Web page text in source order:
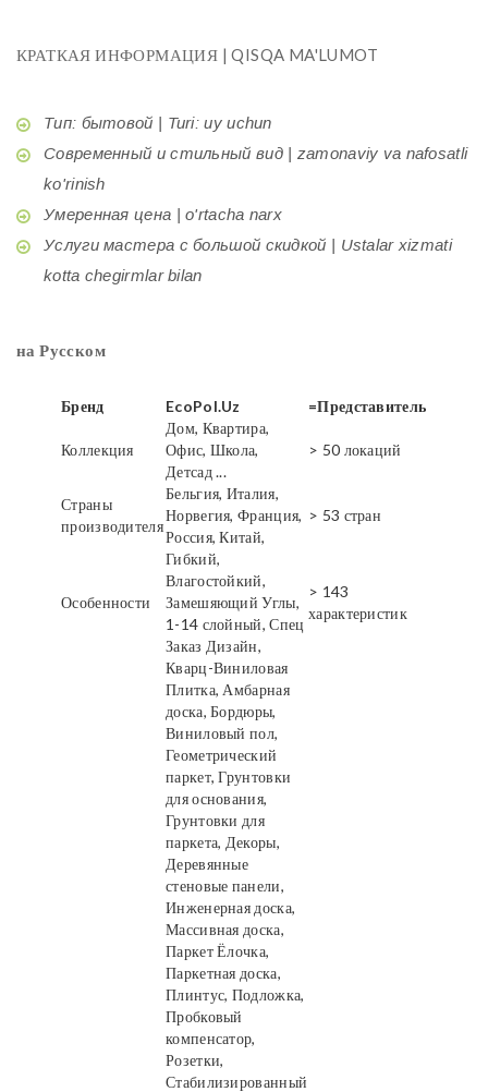
КРАТКАЯ ИНФОРМАЦИЯ | QISQA MA'LUMOT
Тип: бытовой | Turi: uy uchun
Современный и стильный вид | zamonaviy va nafosatli
ko'rinish
Умеренная цена | o'rtacha narx
Услуги мастера с большой скидкой | Ustalar xizmati
kotta chegirmlar bilan
на Русском
Бренд EcoPol.Uz =Представитель
Коллекция
Дом, Квартира,
Офис, Школа,
Детсад ...
> 50 локаций
Страны
производителя
Бельгия, Италия,
Норвегия, Франция,
Россия, Китай,
> 53 стран
Особенности
Гибкий,
Влагостойкий,
Замешяющий Углы,
1-14 слойный, Спец
Заказ Дизайн,
> 143
характеристик
Кварц-Виниловая
Плитка, Амбарная
доска, Бордюры,
Виниловый пол,
Геометрический
паркет, Грунтовки
для основания,
Грунтовки для
паркета, Декоры,
Деревянные
стеновые панели,
Инженерная доска,
Массивная доска,
Паркет Ёлочка,
Паркетная доска,
Плинтус, Подложка,
Пробковый
компенсатор,
Розетки,
Стабилизированный